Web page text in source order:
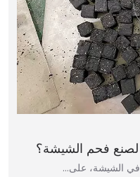
لصنع فحم الشيشة؟
الشيشة، على…